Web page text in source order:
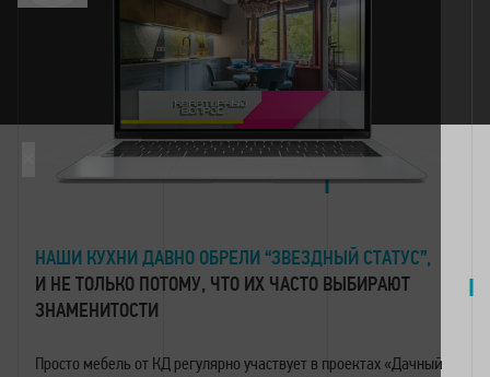
НАШИ КУХНИ ДАВНО ОБРЕЛИ “ЗВЕЗДНЫЙ СТАТУС”,
И НЕ ТОЛЬКО ПОТОМУ, ЧТО ИХ ЧАСТО ВЫБИРАЮТ
ЗНАМЕНИТОСТИ
Просто мебель от КД регулярно участвует в проектах «Дачный